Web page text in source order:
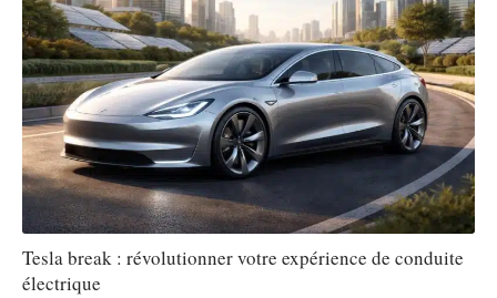
Tesla break : révolutionner votre expérience de conduite
électrique